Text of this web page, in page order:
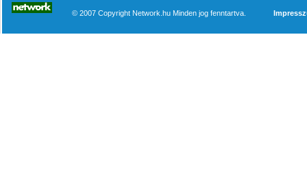
© 2007 Copyright Network.hu Minden jog fenntartva.